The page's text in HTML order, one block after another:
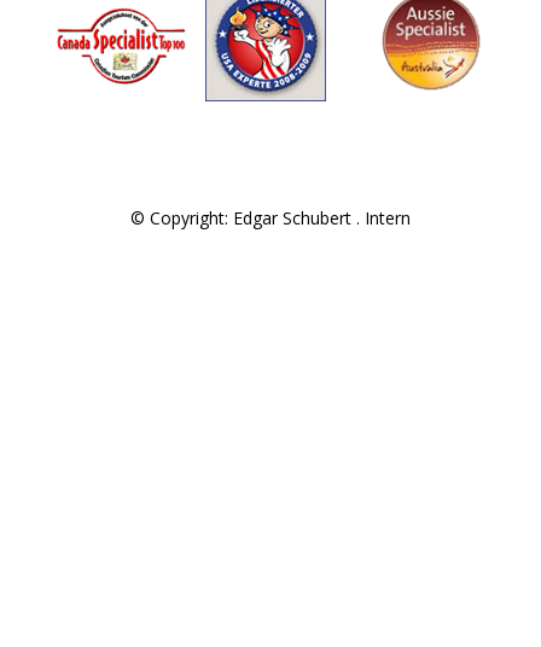
© Copyright: Edgar Schubert . Intern